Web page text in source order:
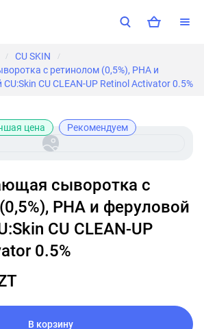
/ CU SKIN /
с ретинолом (0,5%), PHA и
CU CLEAN-UP Retinol Activator 0.5%
цена Рекомендуем
PHA и феруловой
CU CLEAN-UP
0.5%
В корзину